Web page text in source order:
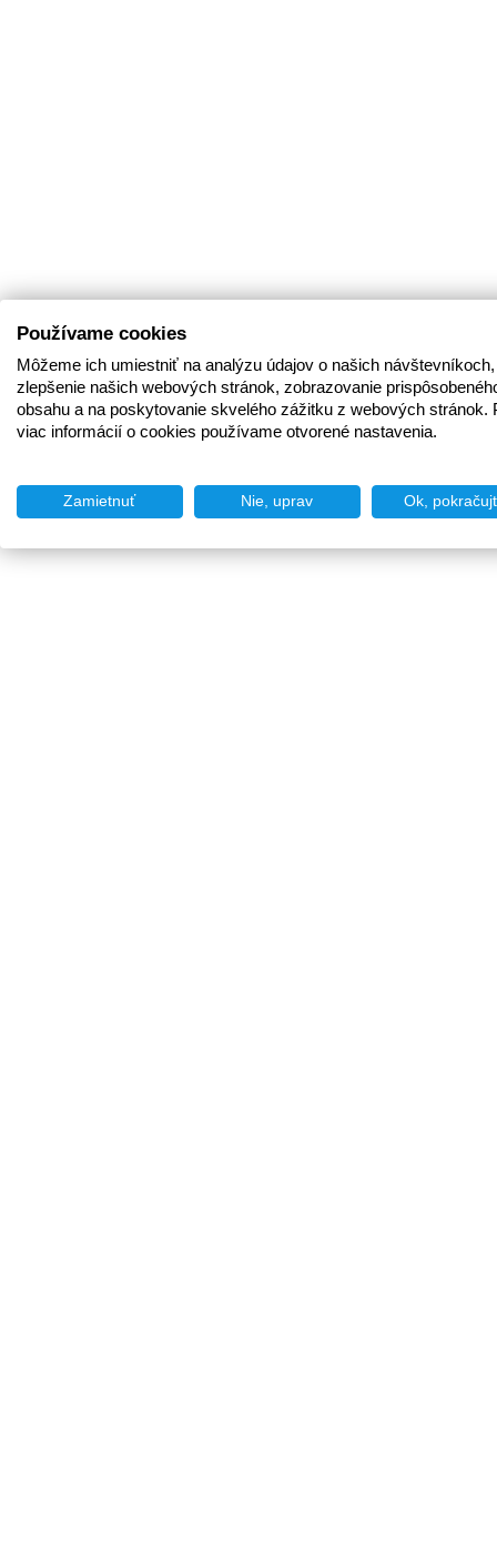
Používame cookies
Môžeme ich umiestniť na analýzu údajov o našich
zlepšenie našich webových stránok, zobrazovanie
obsahu a na poskytovanie skvelého zážitku z webových stránok.
viac informácií o cookies používame otvorené nastavenia.
Zamietnuť Nie, uprav Ok,